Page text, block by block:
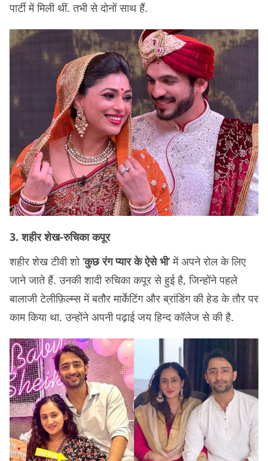
पार्टी में मिली थीं. तभी से दोनों साथ हैं.
3. शहीर शेख-रुचिका कपूर
शहीर शेख टीवी शो ‘कुछ रंग प्यार के ऐसे भी’ में अपने रोल के लिए
जाने जाते हैं. उनकी शादी रुचिका कपूर से हुई है, जिन्होंने पहले
बालाजी टेलीफ़िल्म्स में बतौर मार्केटिंग और ब्रांडिंग की हेड के तौर पर
काम किया था. उन्होंने अपनी पढ़ाई जय हिन्द कॉलेज से की है.